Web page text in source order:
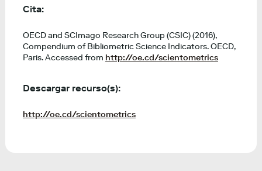
Cita:
OECD and SCImago Research Group (CSIC) (2016),
Compendium of Bibliometric Science Indicators. OECD,
Paris. Accessed from http://oe.cd/scientometrics
Descargar recurso(s):
http://oe.cd/scientometrics